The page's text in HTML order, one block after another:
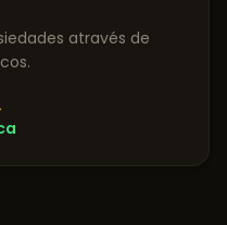
através de